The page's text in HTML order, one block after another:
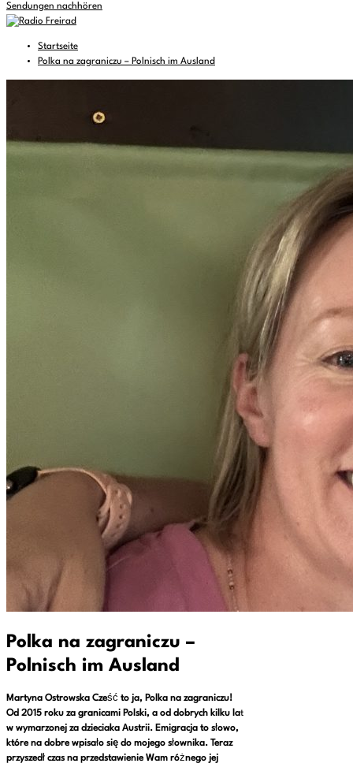
Sendungen nachhören
Startseite
Polka na zagraniczu – Polnisch im Ausland
Polka na zagraniczu –
Polnisch im Ausland
Martyna Ostrowska Cześć to ja, Polka na zagraniczu!
Od 2015 roku za granicami Polski, a od dobrych kilku lat
w wymarzonej za dzieciaka Austrii. Emigracja to słowo,
które na dobre wpisało się do mojego słownika. Teraz
przyszedł czas na przedstawienie Wam różnego jej